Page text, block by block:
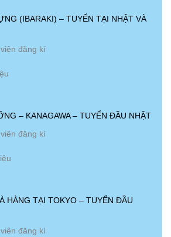
(IBARAKI) – TUYỂN TẠI NHẬT VÀ
đăng kí
– KANAGAWA – TUYỂN ĐẦU NHẬT
đăng kí
HÀNG TẠI TOKYO – TUYỂN ĐẦU
đăng kí